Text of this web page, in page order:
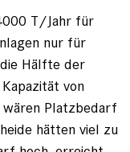
T/Jahr für
nur für
Hälfte der
von
Platzbedarf
hätten viel zu